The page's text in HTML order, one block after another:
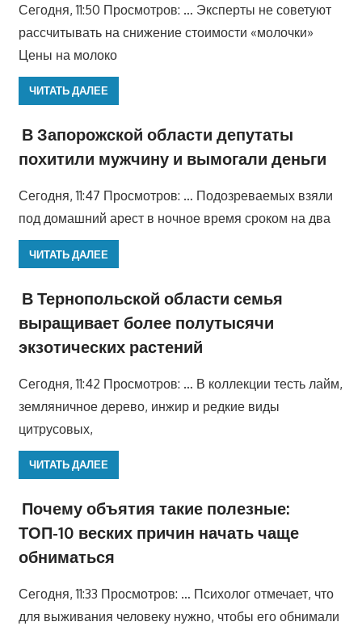
Сегодня, 11:50 Просмотров: … Эксперты не советуют
рассчитывать на снижение стоимости «молочки»
Цены на молоко
ЧИТАТЬ ДАЛЕЕ
В Запорожской области депутаты
похитили мужчину и вымогали деньги
Сегодня, 11:47 Просмотров: … Подозреваемых взяли
под домашний арест в ночное время сроком на два
ЧИТАТЬ ДАЛЕЕ
В Тернопольской области семья
выращивает более полутысячи
экзотических растений
Сегодня, 11:42 Просмотров: … В коллекции тесть лайм,
земляничное дерево, инжир и редкие виды
цитрусовых,
ЧИТАТЬ ДАЛЕЕ
Почему объятия такие полезные:
ТОП-10 веских причин начать чаще
обниматься
Сегодня, 11:33 Просмотров: … Психолог отмечает, что
для выживания человеку нужно, чтобы его обнимали